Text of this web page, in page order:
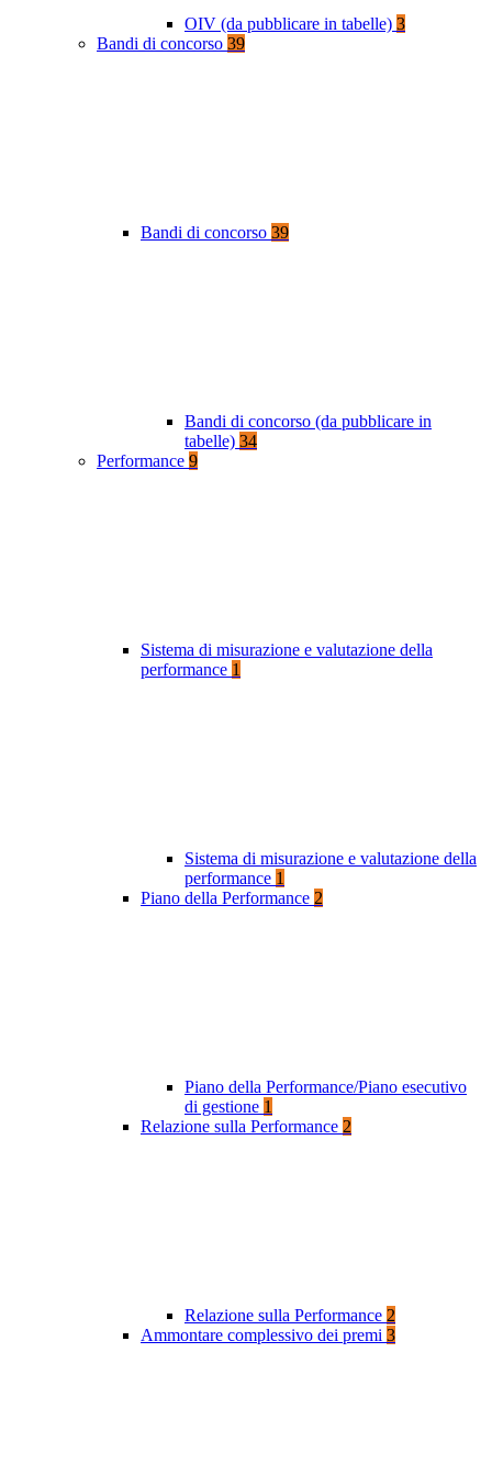
OIV (da pubblicare in tabelle) 3
Bandi di concorso 39
Bandi di concorso 39
Bandi di concorso (da pubblicare in
tabelle) 34
Performance 9
Sistema di misurazione e valutazione della
performance 1
Sistema di misurazione e valutazione della
performance 1
Piano della Performance 2
Piano della Performance/Piano esecutivo
di gestione 1
Relazione sulla Performance 2
Relazione sulla Performance 2
Ammontare complessivo dei premi 3